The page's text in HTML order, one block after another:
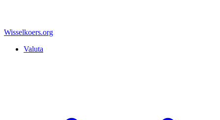
Wisselkoers.org
Valuta